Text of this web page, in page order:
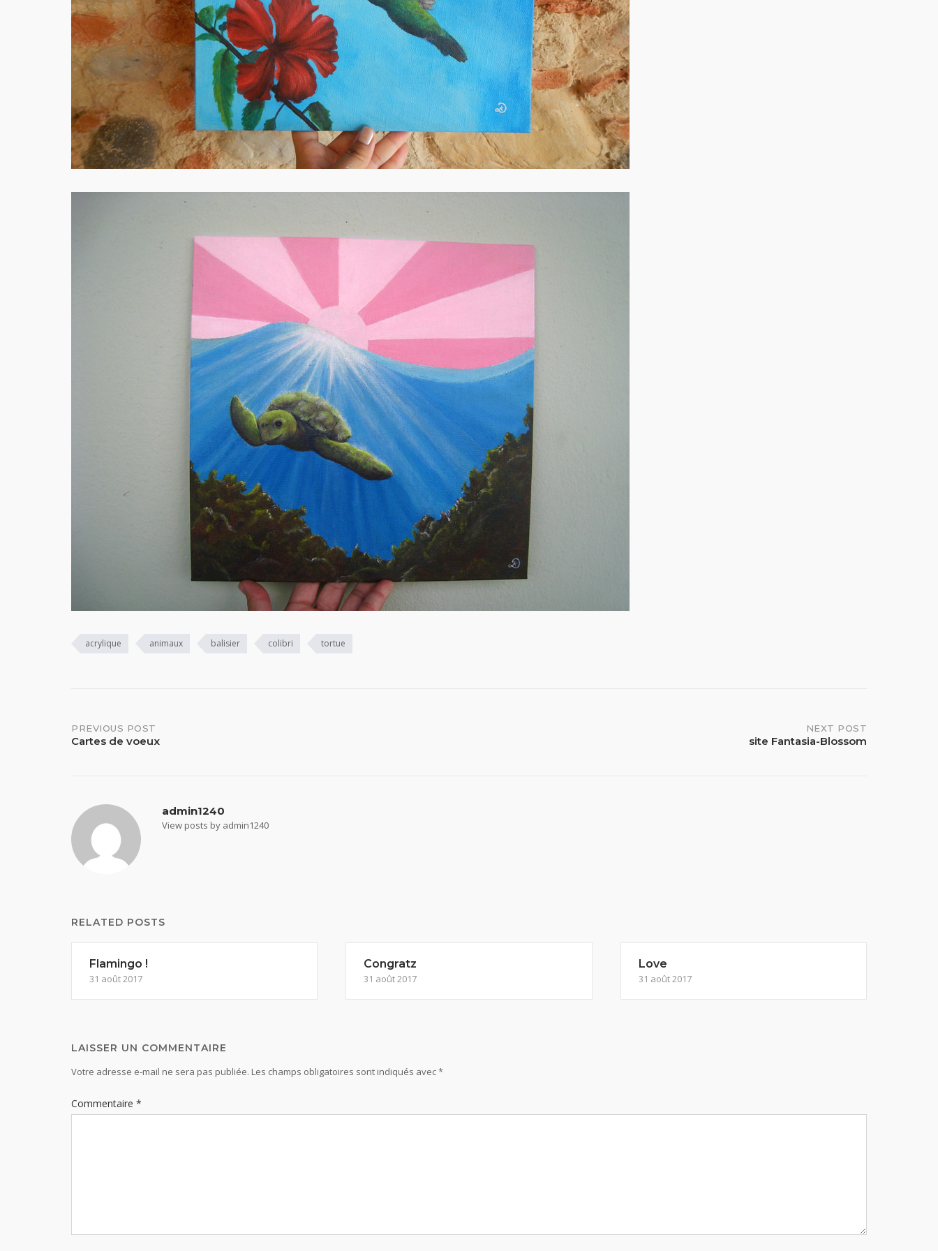
acrylique animaux balisier colibri tortue
Post
PREVIOUS POST
Cartes de voeux
NEXT POST
site Fantasia-Blossom
admin1240
View posts by admin1240
RELATED POSTS
Flamingo !
31 août 2017
Congratz
31 août 2017
Love
31 août 2017
LAISSER UN COMMENTAIRE
Votre adresse e-mail ne sera pas publiée. Les champs obligatoires sont indiqués avec*
Commentaire *